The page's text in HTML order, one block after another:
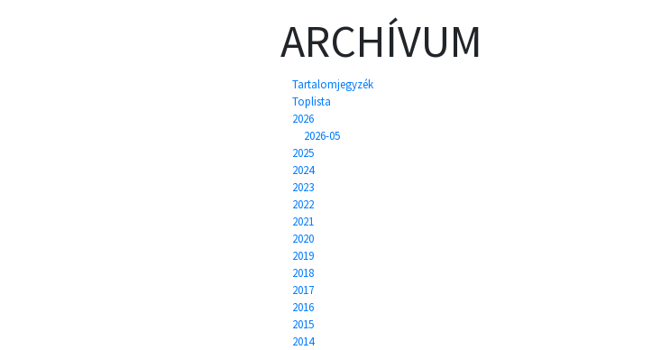
ARCHÍVUM
Tartalomjegyzék
Toplista
2026
2026-05
2025
2024
2023
2022
2021
2020
2019
2018
2017
2016
2015
2014